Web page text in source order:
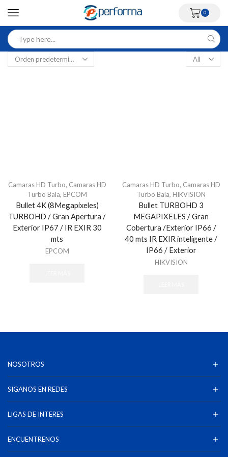
0
Camaras HD Turbo, Camaras HD
Turbo Bala, EPCOM
Bullet 4K (8Megapixeles)
TURBOHD / Gran Apertura /
Exterior IP67 / IR EXIR 30
mts
EPCOM
Camaras HD Turbo, Camaras HD
Turbo Bala, HIKVISION
Bullet TURBOHD 3
MEGAPIXELES / Gran
Cobertura /Exterior IP66 /
40 mts IR EXIR inteligente /
IP66 / Exterior
HIKVISION
NOSOTROS
SIGANOS EN REDES
LIGAS DE INTERES
ENCUENTRENOS